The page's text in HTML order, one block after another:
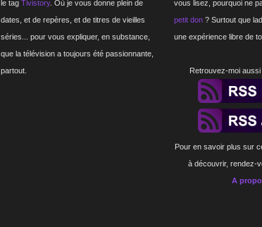
le tag Tivistory. Où je vous donne plein de
dates, et de repères, et de titres de vieilles
séries... pour vous expliquer, en substance,
que la télévision a toujours été passionnante,
partout.
vous lisez, pourquoi ne
petit don ? Surtout que
une expérience libre de
Retrouvez-moi
Pour en savoir plus sur
à découvrir, rendez-
A